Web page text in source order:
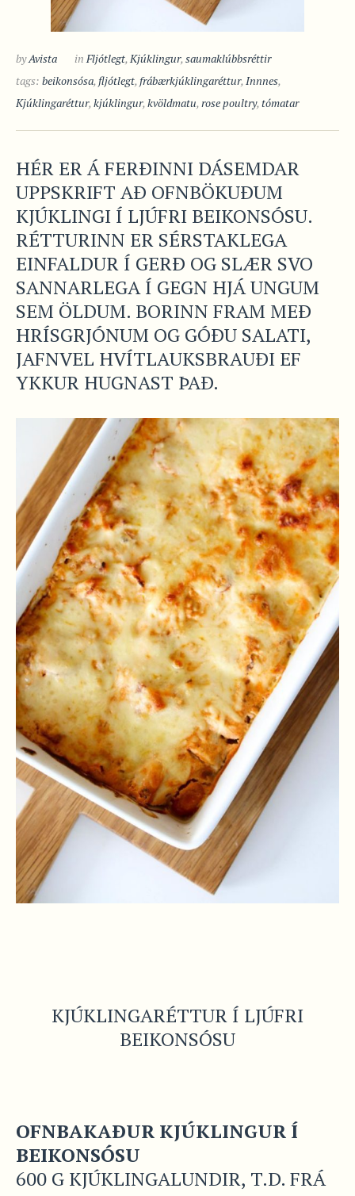
byAvista in Fljótlegt,Kjúklingur,saumaklúbbsréttir
tags: beikonsósa, fljótlegt,frábærkjúklingaréttur,Innnes,
Kjúklingaréttur,kjúklingur,kvöldmatu,rose poultry,tómatar
HÉR ER Á FERÐINNI DÁSEMDAR
UPPSKRIFT AÐ OFNBÖKUÐUM
KJÚKLINGI Í LJÚFRI BEIKONSÓSU.
RÉTTURINN ER SÉRSTAKLEGA
EINFALDUR Í GERÐ OG SLÆR SVO
SANNARLEGA Í GEGN HJÁ UNGUM
SEM ÖLDUM. BORINN FRAM MEÐ
HRÍSGRJÓNUM OG GÓÐU SALATI,
JAFNVEL HVÍTLAUKSBRAUÐI EF
YKKUR HUGNAST ÞAÐ.
KJÚKLINGARÉTTUR Í LJÚFRI
BEIKONSÓSU
OFNBAKAÐUR KJÚKLINGUR Í
BEIKONSÓSU
600 G KJÚKLINGALUNDIR, T.D. FRÁ